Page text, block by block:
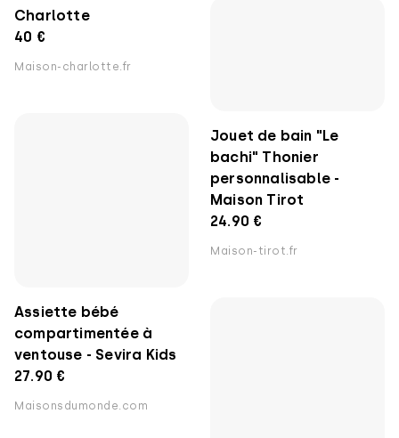
Charlotte
40 €
Maison-charlotte.fr
Jouet de bain "Le
bachi" Thonier
personnalisable -
Maison Tirot
24.90 €
Maison-tirot.fr
Assiette bébé
compartimentée à
ventouse - Sevira Kids
27.90 €
Maisonsdumonde.com